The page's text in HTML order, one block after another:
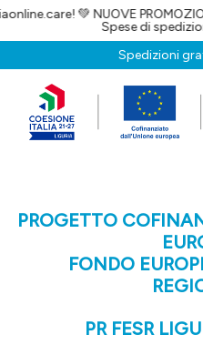
NUOVE PROMOZIONI OGNI
Spese di spedizione
Spedizioni
PROGETTO
FONDO
PR FESR